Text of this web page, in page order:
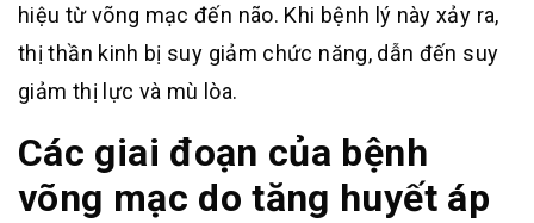
hiệu từ võng mạc đến não. Khi bệnh lý này xảy ra,
thị thần kinh bị suy giảm chức năng, dẫn đến suy
giảm thị lực và mù lòa.
Các giai đoạn của bệnh
võng mạc do tăng huyết áp